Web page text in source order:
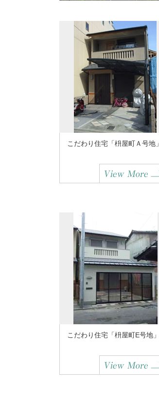
こだわり住宅「枡屋町Ａ号地」
こだわり住宅「枡屋町E号地」